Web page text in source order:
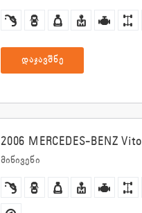
დაჯავშნე
2006 MERCEDES-BENZ Vito
მინივენი